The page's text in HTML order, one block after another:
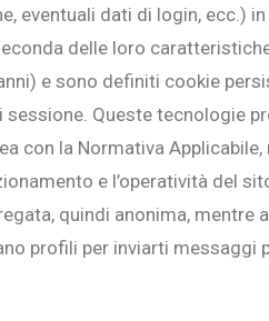
eventuali dati di login, ecc.)
delle loro
e sono definiti cookie
Queste tecnologie
con la Normativa
e l’operatività del
quindi anonima, mentre
profili per inviarti